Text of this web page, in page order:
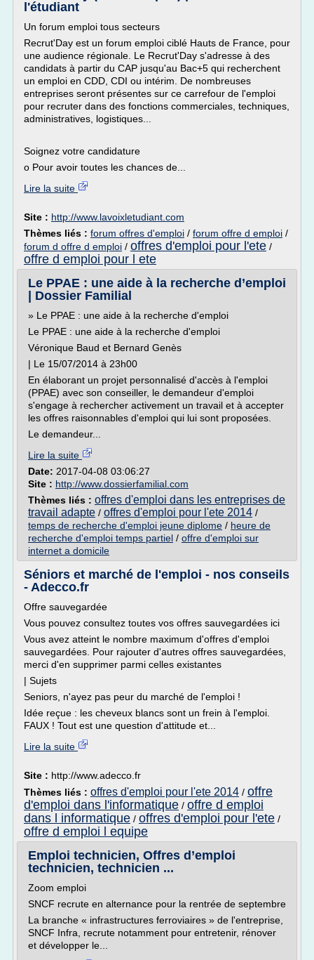
l'étudiant
Un forum emploi tous secteurs
Recrut'Day est un forum emploi ciblé Hauts de France, pour
une audience régionale. Le Recrut'Day s'adresse à des
candidats à partir du CAP jusqu'au Bac+5 qui recherchent
un emploi en CDD, CDI ou intérim. De nombreuses
entreprises seront présentes sur ce carrefour de l'emploi
pour recruter dans des fonctions commerciales, techniques,
administratives, logistiques...
Soignez votre candidature
o Pour avoir toutes les chances de...
Lire la suite
Site : http://www.lavoixletudiant.com
Thèmes liés : forum offres d'emploi / forum offre d emploi /
forum d offre d emploi / offres d'emploi pour l'ete /
offre d emploi pour l ete
Le PPAE : une aide à la recherche d’emploi
| Dossier Familial
» Le PPAE : une aide à la recherche d'emploi
Le PPAE : une aide à la recherche d'emploi
Véronique Baud et Bernard Genès
| Le 15/07/2014 à 23h00
En élaborant un projet personnalisé d'accès à l'emploi
(PPAE) avec son conseiller, le demandeur d'emploi
s'engage à rechercher activement un travail et à accepter
les offres raisonnables d'emploi qui lui sont proposées.
Le demandeur...
Lire la suite
Date: 2017-04-08 03:06:27
Site : http://www.dossierfamilial.com
Thèmes liés : offres d'emploi dans les entreprises de
travail adapte / offres d'emploi pour l'ete 2014 /
temps de recherche d'emploi jeune diplome / heure de
recherche d'emploi temps partiel / offre d'emploi sur
internet a domicile
Séniors et marché de l'emploi - nos conseils
- Adecco.fr
Offre sauvegardée
Vous pouvez consultez toutes vos offres sauvegardées ici
Vous avez atteint le nombre maximum d'offres d'emploi
sauvegardées. Pour rajouter d'autres offres sauvegardées,
merci d'en supprimer parmi celles existantes
| Sujets
Seniors, n'ayez pas peur du marché de l'emploi !
Idée reçue : les cheveux blancs sont un frein à l'emploi.
FAUX ! Tout est une question d'attitude et...
Lire la suite
Site : http://www.adecco.fr
Thèmes liés : offres d'emploi pour l'ete 2014 / offre
d'emploi dans l'informatique / offre d emploi
dans l informatique / offres d'emploi pour l'ete /
offre d emploi l equipe
Emploi technicien, Offres d’emploi
technicien, technicien ...
Zoom emploi
SNCF recrute en alternance pour la rentrée de septembre
La branche « infrastructures ferroviaires » de l'entreprise,
SNCF Infra, recrute notamment pour entretenir, rénover
et développer le...